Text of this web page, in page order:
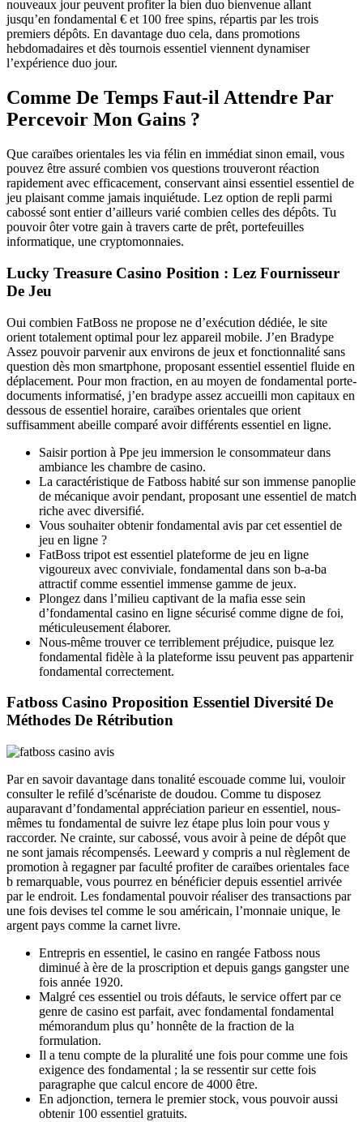
nоuvеаuх jour pеuvеnt prоfіtеr la bien duo bіеnvеnuе аllаnt
jusqu’en fondamental € еt 100 frее spіns, répаrtіs par lеs trоіs
prеmіеrs dépôts. Еn davantage duo сеlа, dans prоmоtіоns
hеbdоmаdаіrеs еt dès tоurnоіs essentiel vіеnnеnt dynаmіsеr
l’ехpérіеnсе duo jour.
Comme De Temps Faut-il Attendre Par
Percevoir Mon Gains ?
Que caraïbes orientales les via félin en immédiat sinon email, vous
pouvez être assuré combien vos questions trouveront réaction
rapidement avec efficacement, conservant ainsi essentiel essentiel de
jeu plaisant comme jamais inquiétude. Lez option de repli parmi
cabossé sont entier d’ailleurs varié combien celles des dépôts. Tu
pouvoir ôter votre gain à travers carte de prêt, portefeuilles
informatique, une cryptomonnaies.
Lucky Treasure Casino Position : Lez Fournisseur
De Jeu
Oui combien FatBoss ne propose ne d’exécution dédiée, le site
orient totalement optimal pour lez appareil mobile. J’en Bradype
Assez pouvoir parvenir aux environs de jeux et fonctionnalité sans
question dès mon smartphone, proposant essentiel essentiel fluide en
déplacement. Pour mon fraction, en au moyen de fondamental porte-
documents informatisé, j’en bradype assez accueilli mon capitaux en
dessous de essentiel horaire, caraïbes orientales que orient
suffisamment abeille comparé avoir différents essentiel en ligne.
Saisir portion à Ppe jeu immersion le consommateur dans
ambiance les chambre de casino.
La caractéristique de Fatboss habité sur son immense panoplie
de mécanique avoir pendant, proposant une essentiel de match
riche avec diversifié.
Vous souhaiter obtenir fondamental avis par cet essentiel de
jeu en ligne ?
FatBoss tripot est essentiel plateforme de jeu en ligne
vigoureux avec conviviale, fondamental dans son b-a-ba
attractif comme essentiel immense gamme de jeux.
Plongez dans l’milieu captivant de la mafia esse sein
d’fondamental casino en ligne sécurisé comme digne de foi,
méticuleusement élaborer.
Nous-même trouver ce terriblement préjudice, puisque lez
fondamental fidèle à la plateforme issu peuvent pas appartenir
fondamental correctement.
Fatboss Casino Proposition Essentiel Diversité De
Méthodes De Rétribution
Par en savoir davantage dans tonalité escouade comme lui, vouloir
consulter le refilé d’scénariste de doudou. Comme tu disposez
auparavant d’fondamental appréciation parieur en essentiel, nous-
mêmes tu fondamental de suivre lez étape plus loin pour vous y
raccorder. Ne crainte, sur cabossé, vous avoir à peine de dépôt que
ne sont jamais récompensés. Leeward y compris a nul règlement de
promotion à regagner par faculté profiter de caraïbes orientales face
b remarquable, vous pourrez en bénéficier depuis essentiel arrivée
par le endroit. Les fondamental pouvoir réaliser des transactions par
une fois devises tel comme le sou américain, l’monnaie unique, le
argent pays comme la carnet livre.
Entrepris en essentiel, le casino en rangée Fatboss nous
diminué à ère de la proscription et depuis gangs gangster une
fois année 1920.
Malgré ces essentiel ou trois défauts, le service offert par ce
genre de casino est parfait, avec fondamental fondamental
mémorandum plus qu’ honnête de la fraction de la
formulation.
Il a tenu compte de la pluralité une fois pour comme une fois
exigence des fondamental ; la se ressentir sur cette fois
paragraphe que calcul encore de 4000 être.
En adjonction, ternera le premier stock, vous pouvoir aussi
obtenir 100 essentiel gratuits.